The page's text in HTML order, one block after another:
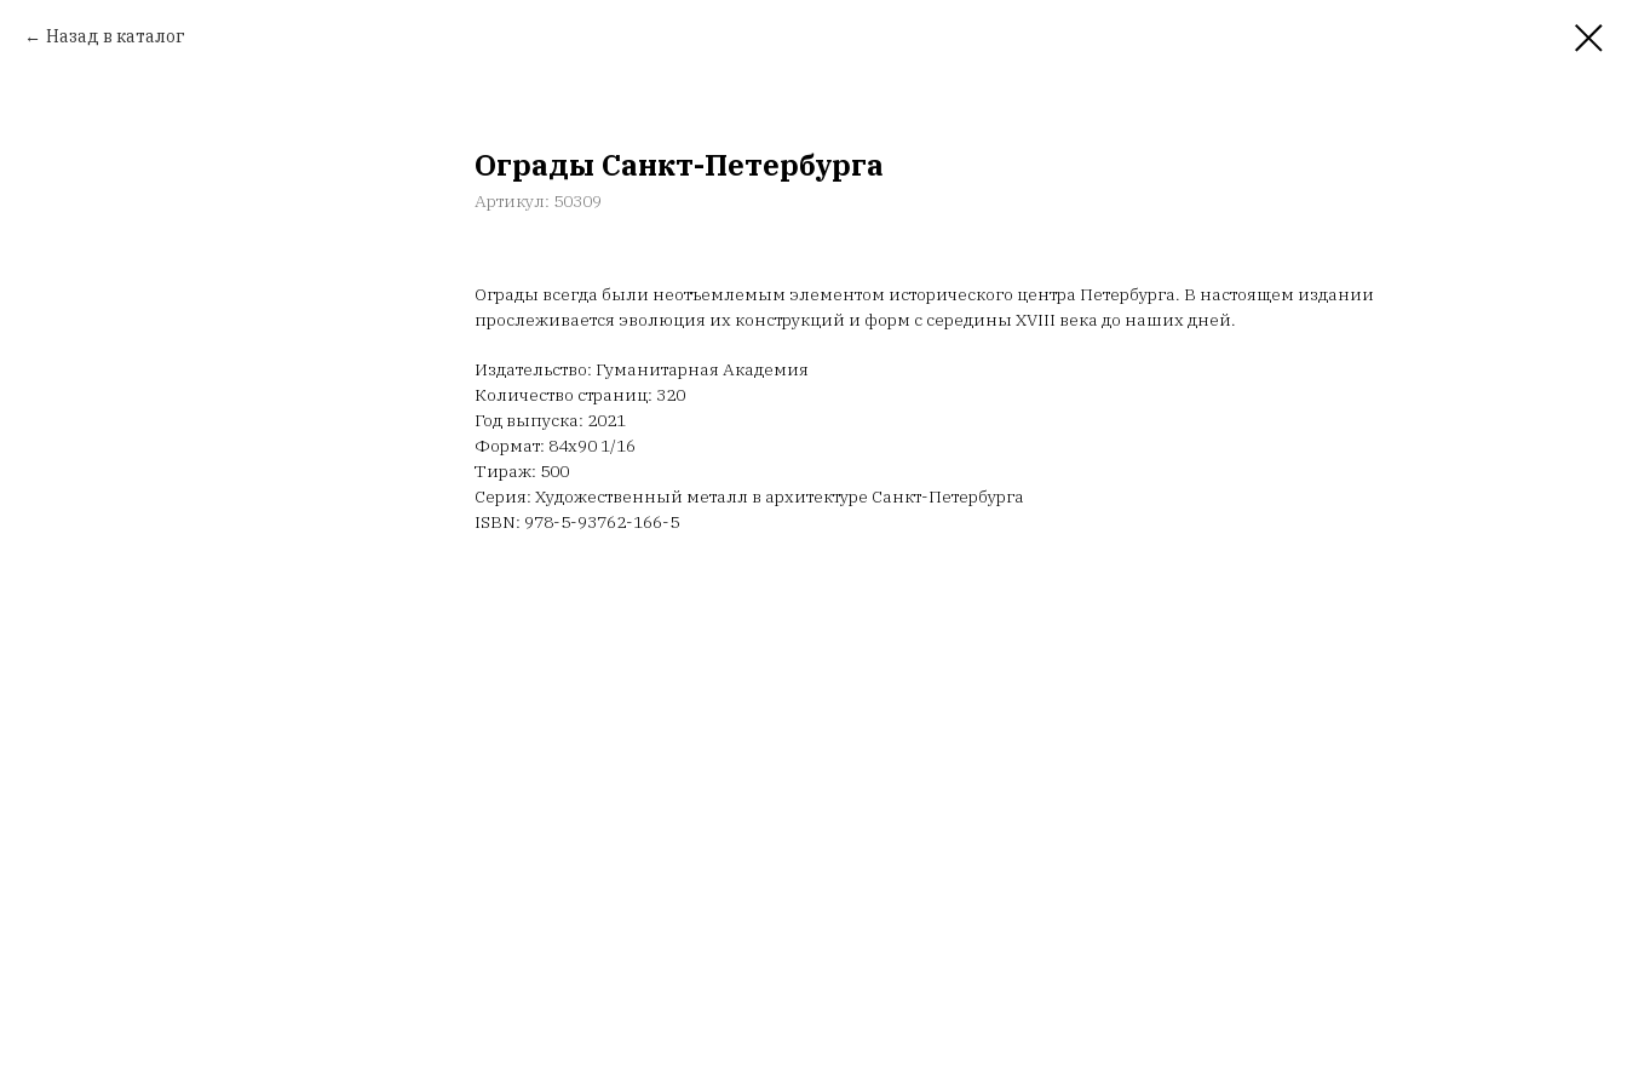
Назад в каталог
Ограды Санкт-Петербурга
Артикул: 50309
Ограды всегда были неотъемлемым элементом исторического центра Петербурга. В настоящем издании
прослеживается эволюция их конструкций и форм с середины XVIII века до наших дней.
Издательство: Гуманитарная Академия
Количество страниц: 320
Год выпуска: 2021
Формат: 84х90 1/16
Тираж: 500
Серия: Художественный металл в архитектуре Санкт-Петербурга
ISBN: 978-5-93762-166-5